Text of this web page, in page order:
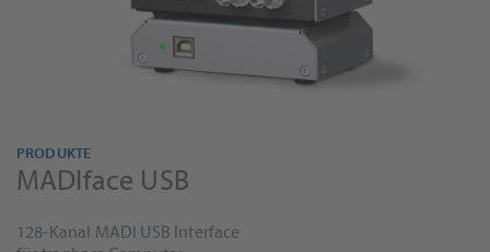
PRODUKTE
MADIface USB
128-Kanal MADI USB Interface